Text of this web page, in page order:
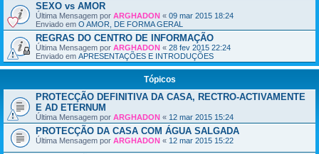
SEXO vs AMOR
Última Mensagem por ARGHADON « 09 mar 2015 18:24
Enviado em O AMOR, DE FORMA GERAL
REGRAS DO CENTRO DE INFORMAÇÃO
Última Mensagem por ARGHADON « 28 fev 2015 22:24
Enviado em APRESENTAÇÕES E INTRODUÇÕES
Tópicos
PROTECÇÃO DEFINITIVA DA CASA, RECTRO-ACTIVAMENTE
E AD ETERNUM
Última Mensagem por ARGHADON « 12 mar 2015 15:24
PROTECÇÃO DA CASA COM ÁGUA SALGADA
Última Mensagem por ARGHADON « 12 mar 2015 15:22